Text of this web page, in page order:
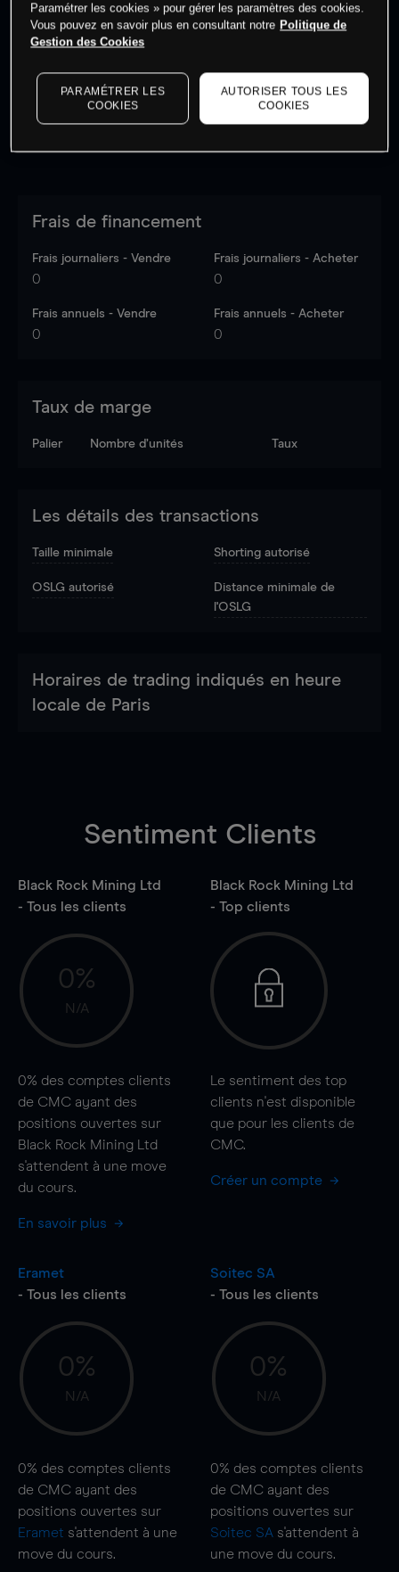
Les prix sont indicatifs.Connectez-vous pour voir les
dernières données du marché.
Frais de financement
Frais journaliers - Vendre
0
Frais journaliers - Acheter
0
Frais annuels - Vendre
0
Frais annuels - Acheter
0
Taux de marge
Palier Nombre d’unités Taux
Les détails des transactions
Taille minimale Shorting autorisé
OSLG autorisé
Distance minimale de
l'OSLG
Horaires de trading indiqués en heure
locale de Paris
Sentiment Clients
Black Rock Mining Ltd
- Tous les clients
0%
N/A
0% des comptes clients
de CMC ayant des
positions ouvertes sur
Black Rock Mining Ltd
s'attendent à une move
du cours.
En savoir plus
Black Rock Mining Ltd
- Top clients
Le sentiment des top
clients n'est disponible
que pour les clients de
CMC.
Créer un compte
Eramet
- Tous les clients
0%
N/A
0% des comptes clients
de CMC ayant des
positions ouvertes sur
Eramet s'attendent à une
move du cours.
Soitec SA
- Tous les clients
0%
N/A
0% des comptes clients
de CMC ayant des
positions ouvertes sur
Soitec SA s'attendent à
une move du cours.
Paramétrer les cookies » pour gérer les paramètres des cookies.
Vous pouvez en savoir plus en consultant notre Politique de
Gestion des Cookies
PARAMÉTRER LES
COOKIES
AUTORISER TOUS LES
COOKIES